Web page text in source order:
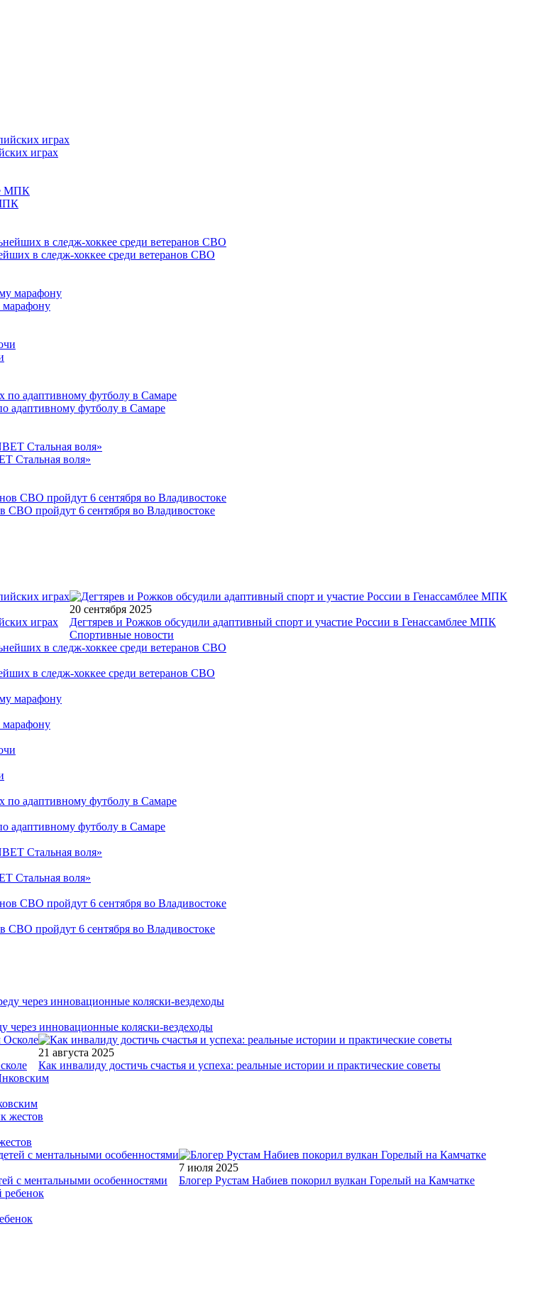
играх
в следж-хоккее среди ветеранов СВО
марафону
адаптивному футболу в Самаре
Стальная воля»
СВО пройдут 6 сентября во Владивостоке
играх
20 сентября 2025
Дегтярев и Рожков обсудили адаптивный спорт и участие России в Генассамблее МПК
Спортивные новости
в следж-хоккее среди ветеранов СВО
марафону
адаптивному футболу в Самаре
Стальная воля»
СВО пройдут 6 сентября во Владивостоке
через инновационные коляски-вездеходы
21 августа 2025
Как инвалиду достичь счастья и успеха: реальные истории и практические советы
с ментальными особенностями
7 июля 2025
Блогер Рустам Набиев покорил вулкан Горелый на Камчатке